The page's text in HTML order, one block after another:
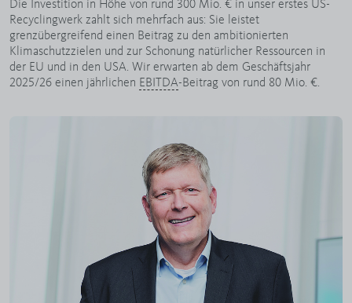
Die Investition in Höhe von rund 300 Mio. € in unser erstes US-
Recyclingwerk zahlt sich mehrfach aus: Sie leistet
grenzübergreifend einen Beitrag zu den ambitionierten
Klimaschutzzielen und zur Schonung natürlicher Ressourcen in
der EU und in den USA. Wir erwarten ab dem Geschäftsjahr
2025/26 einen jährlichen EBITDA-Beitrag von rund 80 Mio. €.